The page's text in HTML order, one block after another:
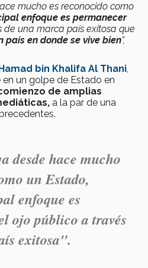
mucho es reconocido como
enfoque es permanecer
de una marca país exitosa que
país en donde se vive bien”,
bin Khalifa Al Thani,
un golpe de Estado en
de amplias
a la par de una
desde hace mucho
un Estado,
enfoque es
ojo público a través
exitosa".